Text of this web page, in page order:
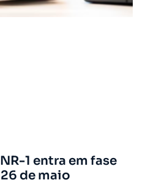
1 entra em fase
de maio